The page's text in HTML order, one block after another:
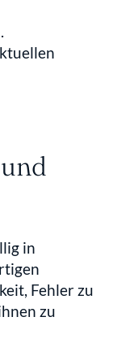
in
Fehler zu
zu